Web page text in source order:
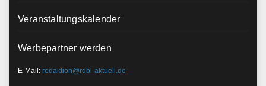
Veranstaltungskalender
Werbepartner werden
E-Mail: redaktion@rdbl-aktuell.de